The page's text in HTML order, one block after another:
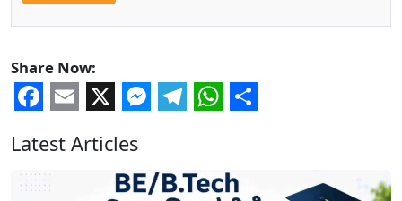
Share Now:
Facebook
Email
X Messenger
Telegram
WhatsApp
Share
Latest Articles